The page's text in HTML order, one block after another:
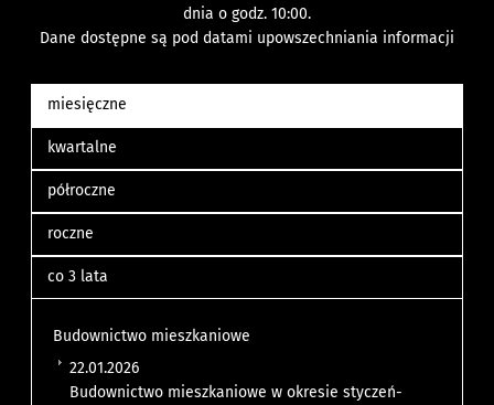
dnia o godz. 10:00.
Dane dostępne są pod datami upowszechniania informacji
miesięczne
kwartalne
półroczne
roczne
co 3 lata
Budownictwo mieszkaniowe
22.01.2026
Budownictwo mieszkaniowe w okresie styczeń-